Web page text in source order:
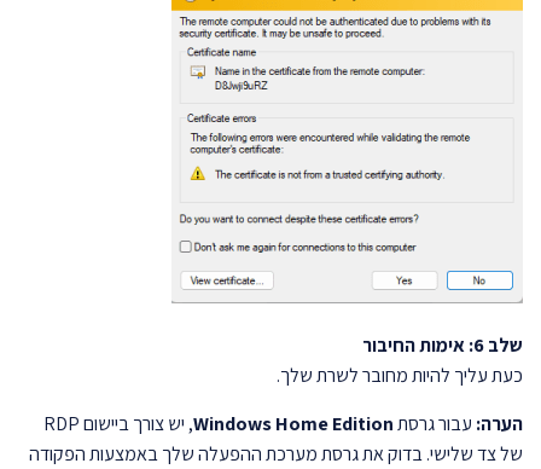
שלב 6: אימות החיבור
כעת עליך להיות מחובר לשרת שלך.
הערה: עבור גרסתWindows Home Edition
, יש צורך ביישום RDP
של צד שלישי. בדוק את גרסת מערכת ההפעלה שלך באמצעות הפקודה